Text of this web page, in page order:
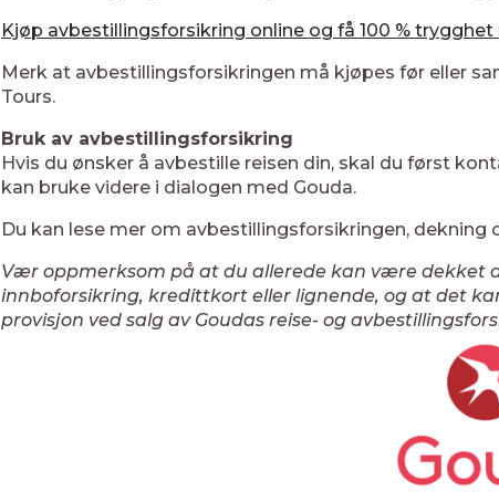
Kjøp avbestillingsforsikring online og få 100 % trygghet
Merk at avbestillingsforsikringen må kjøpes før eller
Tours.
Bruk av avbestillingsforsikring
Hvis du ønsker å avbestille reisen din, skal du først
kan bruke videre i dialogen med Gouda.
Du kan lese mer om avbestillingsforsikringen, dekning
Vær oppmerksom på at du allerede kan være dekket
innboforsikring, kredittkort eller lignende, og at det
provisjon ved salg av Goudas reise- og